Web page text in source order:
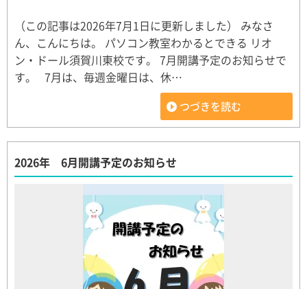
（この記事は2026年7月1日に更新しました） みなさ
ん、こんにちは。 パソコン教室わかるとできる リオ
ン・ドール須賀川東校です。 7月開講予定のお知らせで
す。 7月は、毎週金曜日は、休…
つづきを読む
2026年 6月開講予定のお知らせ